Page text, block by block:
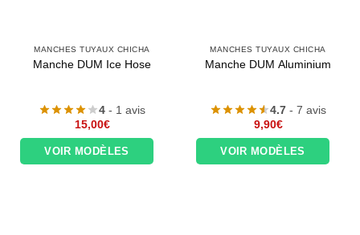
MANCHES TUYAUX CHICHA
Manche DUM Ice Hose
4 - 1 avis
15,00€
VOIR MODÈLES
MANCHES TUYAUX CHICHA
Manche DUM Aluminium
4.7 - 7 avis
9,90€
VOIR MODÈLES